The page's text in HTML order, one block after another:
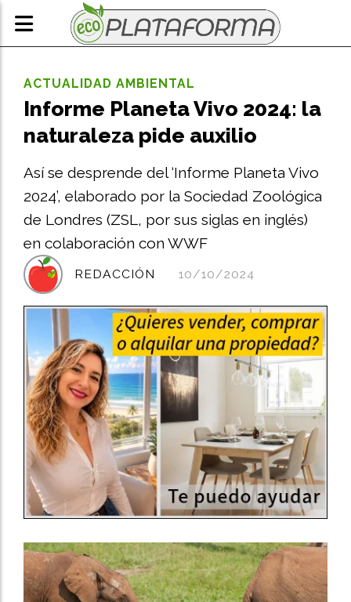
Informe Planeta Vivo 2024: la
naturaleza pide auxilio
Así se desprende del ‘Informe Planeta Vivo
2024’, elaborado por la Sociedad Zoológica
de Londres (ZSL, por sus siglas en inglés)
en colaboración con WWF
ACTUALIDAD AMBIENTAL
10/10/2024
REDACCIÓN